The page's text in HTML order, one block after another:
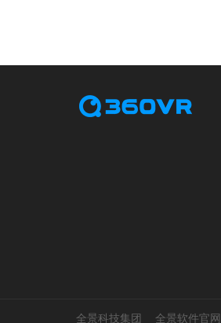
全景科技集团 全景软件官网